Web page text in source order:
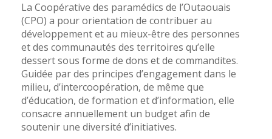
La Coopérative des paramédics de l’Outaouais
(CPO) a pour orientation de contribuer au
développement et au mieux-être des personnes
et des communautés des territoires qu’elle
dessert sous forme de dons et de commandites.
Guidée par des principes d’engagement dans le
milieu, d’intercoopération, de même que
d’éducation, de formation et d’information, elle
consacre annuellement un budget afin de
soutenir une diversité d’initiatives.